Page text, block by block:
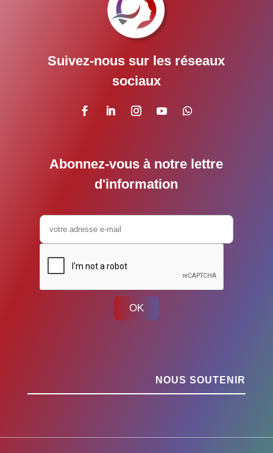
Suivez-nous sur les réseaux
sociaux
Abonnez-vous à notre lettre
d'information
OK
NOUS SOUTENIR